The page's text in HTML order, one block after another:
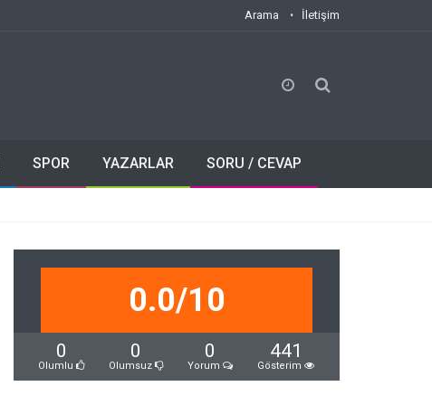
Arama İletişim
SPOR YAZARLAR SORU / CEVAP
0.0/10
0
Olumlu
0
Olumsuz
0
Yorum
441
Gösterim